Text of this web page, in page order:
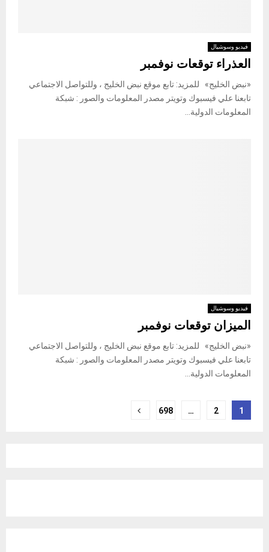
فيديو وسوشيال
العذراء توقعات نوفمبر
«نبض الخليج» للمزيد: تابع موقع نبض الخليج ، وللتواصل الاجتماعي
تابعنا علي فيسبوك وتويتر مصدر المعلومات والصور : شبكة
المعلومات الدولية...
فيديو وسوشيال
الميزان توقعات نوفمبر
«نبض الخليج» للمزيد: تابع موقع نبض الخليج ، وللتواصل الاجتماعي
تابعنا علي فيسبوك وتويتر مصدر المعلومات والصور : شبكة
المعلومات الدولية...
Posts
1
2
…
698